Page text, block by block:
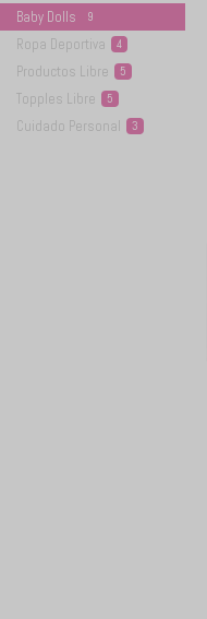
Baby Dolls 9
Ropa Deportiva 4
Productos Libre 5
Topples Libre 5
Cuidado Personal 3